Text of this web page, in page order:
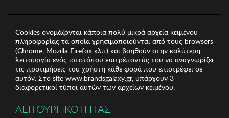
Cookies ονομάζονται κάποια πολύ μικρά αρχεία κειμένου
πληροφορίας τα οποία χρησιμοποιούνται από τους browsers
(Chrome, Mozilla Firefox κλπ) και βοηθούν στην καλύτερη
λειτουργία ενός ιστοτόπου επιτρέποντάς του να αναγνωρίζει
τις προτιμήσεις του χρήστη κάθε φορά που επιστρέφει σε
αυτόν. Στο site www.brandsgalaxy.gr, υπάρχουν 3
διαφορετικοί τύποι αυτών των αρχείων κειμένου:
ΛΕΙΤΟΥΡΓΙΚΟΤΗΤΑΣ